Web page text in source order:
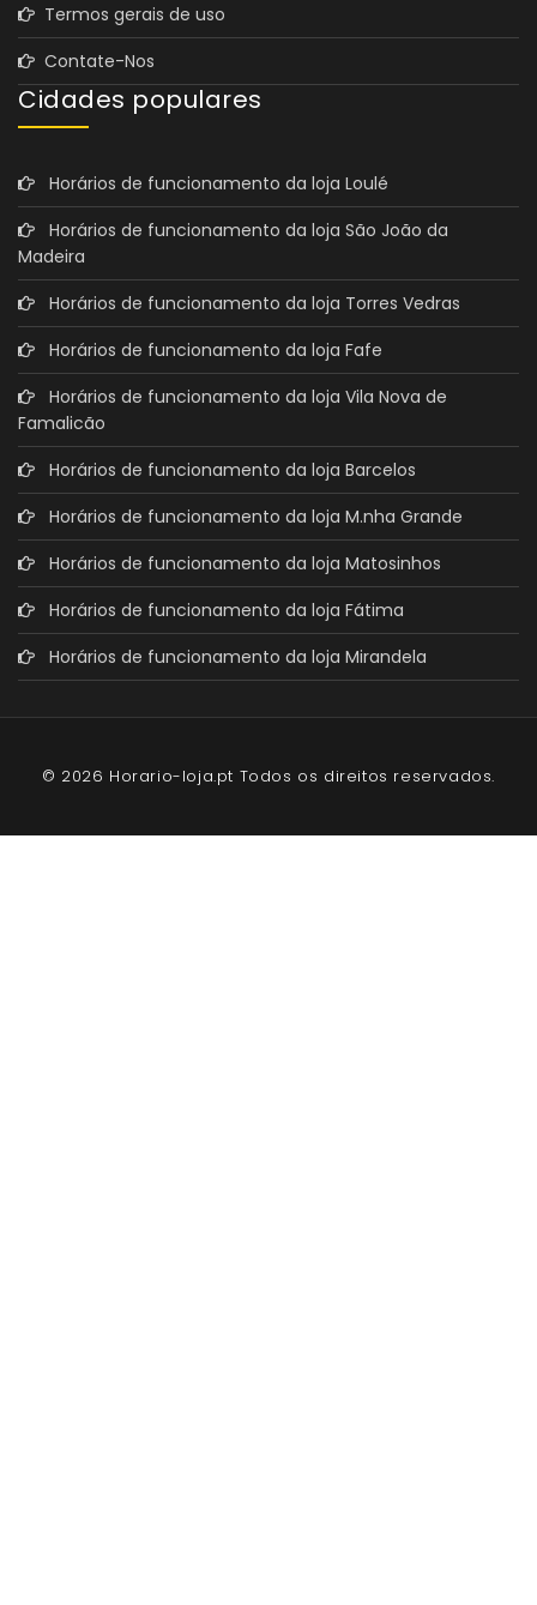
Termos gerais de uso
Contate-Nos
Cidades populares
Horários de funcionamento da loja Loulé
Horários de funcionamento da loja São João da
Madeira
Horários de funcionamento da loja Torres Vedras
Horários de funcionamento da loja Fafe
Horários de funcionamento da loja Vila Nova de
Famalicão
Horários de funcionamento da loja Barcelos
Horários de funcionamento da loja M.nha Grande
Horários de funcionamento da loja Matosinhos
Horários de funcionamento da loja Fátima
Horários de funcionamento da loja Mirandela
© 2026 Horario-loja.pt Todos os direitos reservados.